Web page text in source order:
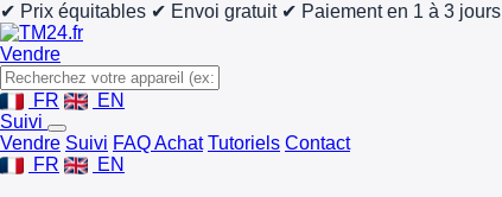
✔ Prix équitables ✔ Envoi gratuit ✔ Paiement en 1 à 3 jours
Vendre
FR
EN
Suivi
Vendre Suivi FAQ Achat Tutoriels Contact
FR
EN